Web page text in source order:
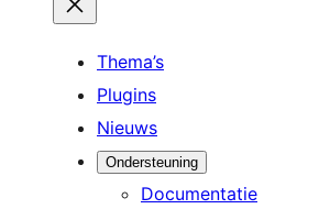
Thema’s
Plugins
Nieuws
Ondersteuning
Documentatie